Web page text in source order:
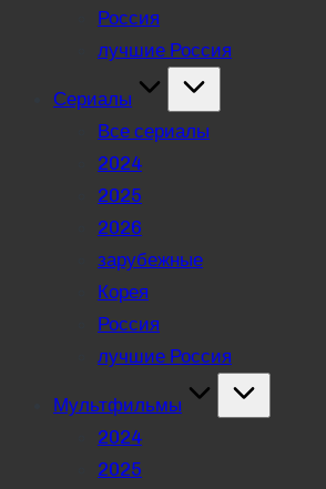
Россия
лучшие Россия
Сериалы
Все сериалы
2024
2025
2026
зарубежные
Корея
Россия
лучшие Россия
Мультфильмы
2024
2025